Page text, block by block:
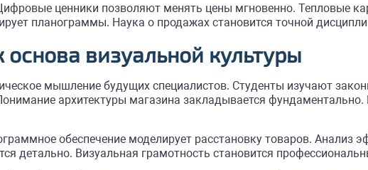
ценники позволяют менять цены мгновенно. Тепловые
планограммы. Наука о продажах становится точной
основа визуальной культуры
мышление будущих специалистов. Студенты изучают
архитектуры магазина закладывается
обеспечение моделирует расстановку товаров. Анализ
детально. Визуальная грамотность становится